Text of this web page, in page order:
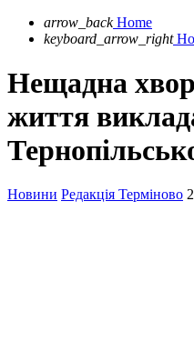
arrow_back Home
keyboard_arrow_right
Нещадна
життя
Новини Редакція Терміново